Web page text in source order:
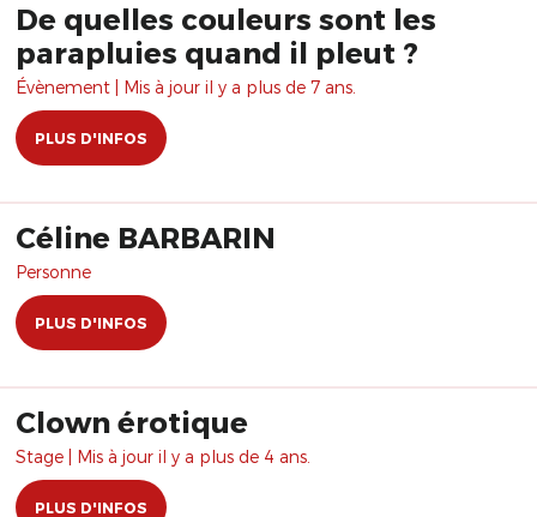
De quelles couleurs sont les
parapluies quand il pleut ?
Évènement | Mis à jour il y a plus de 7 ans.
PLUS D'INFOS
Céline BARBARIN
Personne
PLUS D'INFOS
Clown érotique
Stage | Mis à jour il y a plus de 4 ans.
PLUS D'INFOS